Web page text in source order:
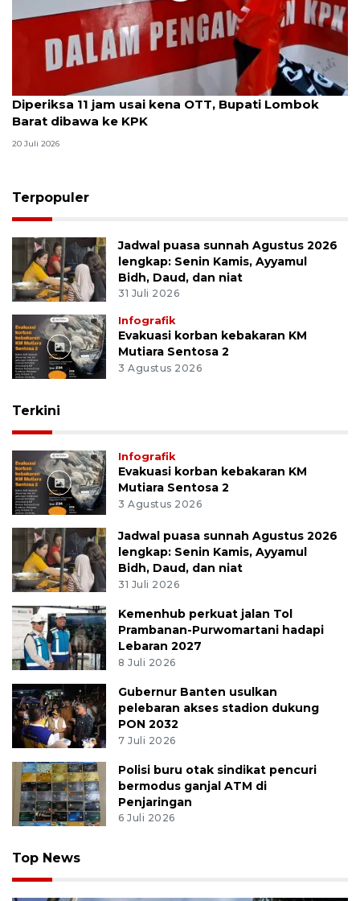
Diperiksa 11 jam usai kena OTT, Bupati Lombok
Barat dibawa ke KPK
20 Juli 2026
Terpopuler
Jadwal puasa sunnah Agustus 2026
lengkap: Senin Kamis, Ayyamul
Bidh, Daud, dan niat
31 Juli 2026
Infografik
Evakuasi korban kebakaran KM
Mutiara Sentosa 2
3 Agustus 2026
Terkini
Infografik
Evakuasi korban kebakaran KM
Mutiara Sentosa 2
3 Agustus 2026
Jadwal puasa sunnah Agustus 2026
lengkap: Senin Kamis, Ayyamul
Bidh, Daud, dan niat
31 Juli 2026
Kemenhub perkuat jalan Tol
Prambanan-Purwomartani hadapi
Lebaran 2027
8 Juli 2026
Gubernur Banten usulkan
pelebaran akses stadion dukung
PON 2032
7 Juli 2026
Polisi buru otak sindikat pencuri
bermodus ganjal ATM di
Penjaringan
6 Juli 2026
Top News